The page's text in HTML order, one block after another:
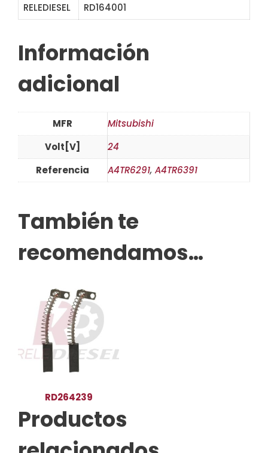
RELEDIESEL
RD164001
Información
adicional
MFR
Mitsubishi
Volt[V]
24
Referencia
A4TR6291, A4TR6391
También te
recomendamos…
RD264239
Productos